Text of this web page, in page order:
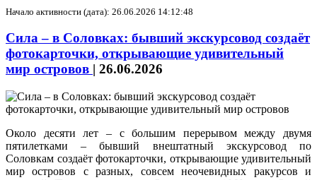
Начало активности (дата): 26.06.2026 14:12:48
Сила – в Соловках: бывший экскурсовод создаёт
фотокарточки, открывающие удивительный
мир островов | 26.06.2026
Около десяти лет – с большим перерывом между двумя
пятилетками – бывший внештатный экскурсовод по
Соловкам создаёт фотокарточки, открывающие удивительный
мир островов с разных, совсем неочевидных ракурсов и